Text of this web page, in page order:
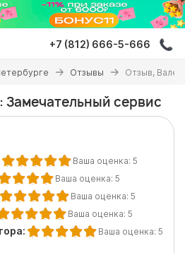
+7 (812) 666-5-666
Отзывы Отзыв,
Замечательный сервис
Ваша оценка: 5
Ваша оценка: 5
Ваша оценка: 5
Ваша оценка: 5
Ваша оценка: 5